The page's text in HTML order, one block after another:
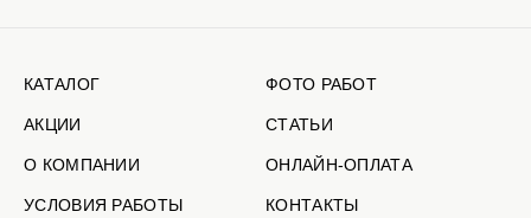
КАТАЛОГ
АКЦИИ
О КОМПАНИИ
УСЛОВИЯ РАБОТЫ
ФОТО РАБОТ
СТАТЬИ
ОНЛАЙН-ОПЛАТА
КОНТАКТЫ